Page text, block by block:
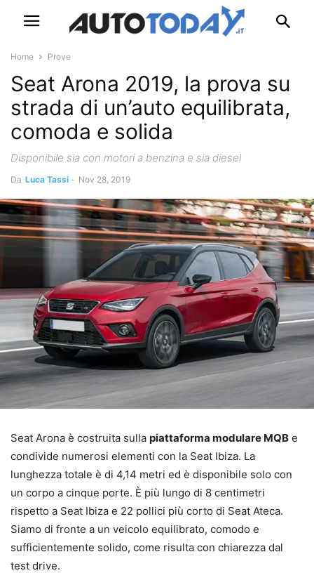
Home Prove
Seat Arona 2019, la prova su
strada di un’auto equilibrata,
comoda e solida
Disponibile sia con motori a benzina e sia diesel
Da Luca Tassi - Nov 28, 2019
Seat Arona è costruita sulla piattaforma modulare MQB e
condivide numerosi elementi con la Seat Ibiza. La
lunghezza totale è di 4,14 metri ed è disponibile solo con
un corpo a cinque porte. È più lungo di 8 centimetri
rispetto a Seat Ibiza e 22 pollici più corto di Seat Ateca.
Siamo di fronte a un veicolo equilibrato, comodo e
sufficientemente solido, come risulta con chiarezza dal
test drive.